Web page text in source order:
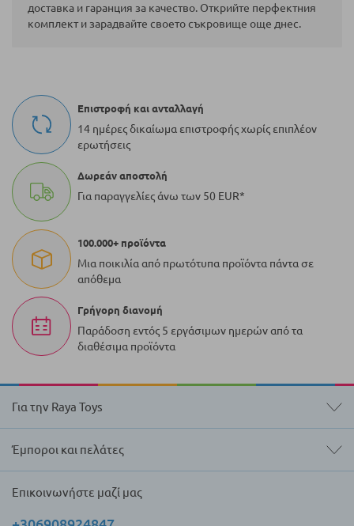
доставка и гаранция за качество. Открийте перфектния
комплект и зарадвайте своето съкровище още днес.
Επιστροφή και ανταλλαγή
14 ημέρες δικαίωμα επιστροφής χωρίς επιπλέον
ερωτήσεις
Δωρεάν αποστολή
Για παραγγελίες άνω των 50 EUR*
100.000+ προϊόντα
Μια ποικιλία από πρωτότυπα προϊόντα πάντα σε
απόθεμα
Γρήγορη διανομή
Παράδοση εντός 5 εργάσιμων ημερών από τα
διαθέσιμα προϊόντα
Για την Raya Toys
Έμποροι και πελάτες
Επικοινωνήστε μαζί μας